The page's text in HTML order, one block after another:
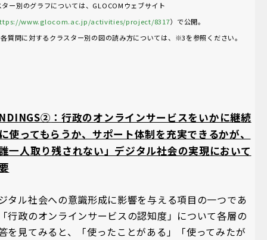
ター別のグラフについては、GLOCOMウェブサイト
www.glocom.ac.jp/activities/project/8317）で公開。
質問に対するクラスター別の図の読み方については、※3を参照ください。
：行政のオンラインサービスをいかに継続
使ってもらうか、サポート体制を充実できるかが、
一人取り残されない」デジタル社会の実現において
タル社会への意識形成に影響を与える項目の一つであ
行政のオンラインサービスの認知度」について各層の
を見てみると、「使ったことがある」「使ってみたが